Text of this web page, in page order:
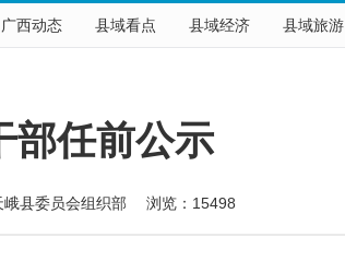
广西动态 县域看点 县域经济 县域旅游
部任前公示
县委员会组织部 浏览： 15498